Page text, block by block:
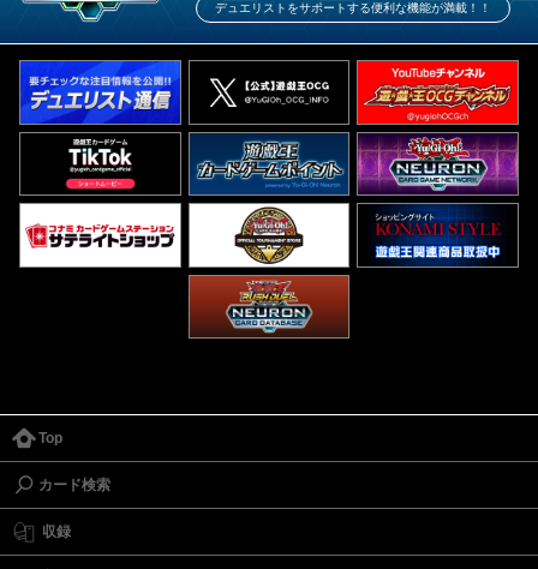
デュエリストをサポートする便利な機能が満載！！
Top
カード検索
収録